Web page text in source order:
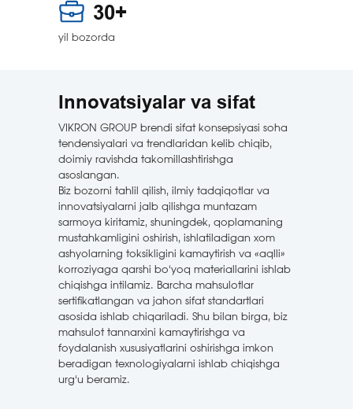
30+
yil bozorda
Innovatsiyalar va sifat
VIKRON GROUP brendi sifat konsepsiyasi soha
tendensiyalari va trendlaridan kelib chiqib,
doimiy ravishda takomillashtirishga
asoslangan.
Biz bozorni tahlil qilish, ilmiy tadqiqotlar va
innovatsiyalarni jalb qilishga muntazam
sarmoya kiritamiz, shuningdek, qoplamaning
mustahkamligini oshirish, ishlatiladigan xom
ashyolarning toksikligini kamaytirish va «aqlli»
korroziyaga qarshi bo‘yoq materiallarini ishlab
chiqishga intilamiz. Barcha mahsulotlar
sertifikatlangan va jahon sifat standartlari
asosida ishlab chiqariladi. Shu bilan birga, biz
mahsulot tannarxini kamaytirishga va
foydalanish xususiyatlarini oshirishga imkon
beradigan texnologiyalarni ishlab chiqishga
urg‘u beramiz.